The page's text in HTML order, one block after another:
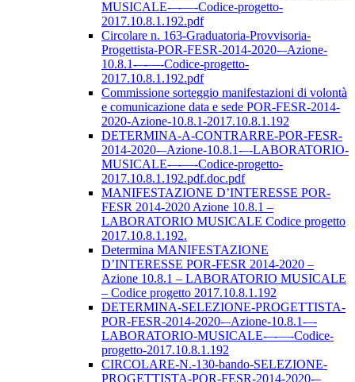
MUSICALE-–-––-Codice-progetto-
2017.10.8.1.192.pdf
Circolare n. 163-Graduatoria-Provvisoria-
Progettista-POR-FESR-2014-2020-–Azione-
10.8.1-–-––-Codice-progetto-
2017.10.8.1.192.pdf
Commissione sorteggio manifestazioni di volontà
e comunicazione data e sede POR-FESR-2014-
2020-Azione-10.8.1-2017.10.8.1.192
DETERMINA-A-CONTRARRE-POR-FESR-
2014-2020-–Azione-10.8.1-–-LABORATORIO-
MUSICALE-–-––-Codice-progetto-
2017.10.8.1.192.pdf.doc.pdf
MANIFESTAZIONE D’INTERESSE POR-
FESR 2014-2020 Azione 10.8.1 –
LABORATORIO MUSICALE Codice progetto
2017.10.8.1.192.
Determina MANIFESTAZIONE
D’INTERESSE POR-FESR 2014-2020 –
Azione 10.8.1 – LABORATORIO MUSICALE
– Codice progetto 2017.10.8.1.192
DETERMINA-SELEZIONE-PROGETTISTA-
POR-FESR-2014-2020-–Azione-10.8.1-–-
LABORATORIO-MUSICALE-–-––-Codice-
progetto-2017.10.8.1.192
CIRCOLARE-N.-130-bando-SELEZIONE-
PROGETTISTA-POR-FESR-2014-2020-–